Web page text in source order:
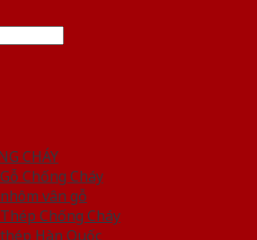
CHÁY
Chống Cháy
vân gỗ
Chống Cháy
Hàn Quốc